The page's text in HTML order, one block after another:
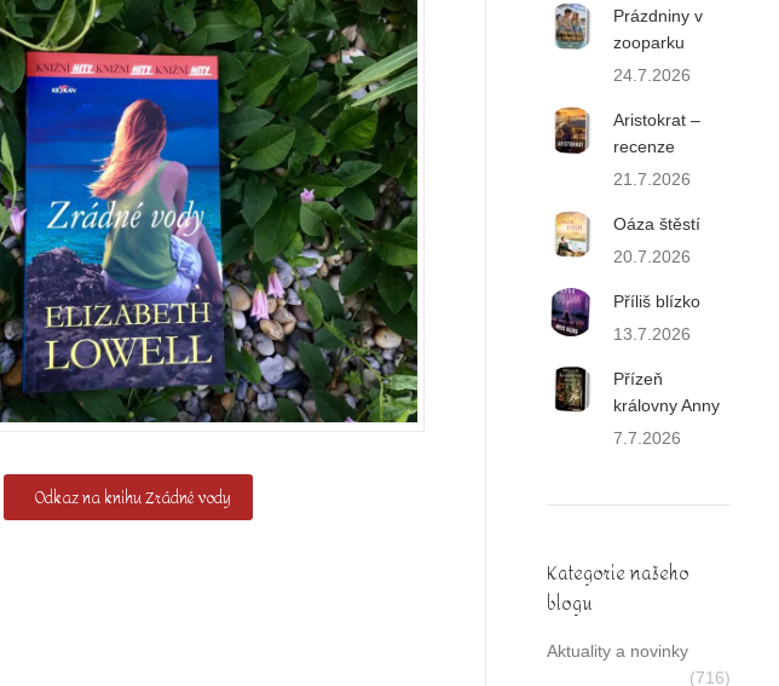
Odkaz na knihu Zrádné vody
Prázdniny v
zooparku
24.7.2026
Aristokrat –
recenze
21.7.2026
Oáza štěstí
20.7.2026
Příliš blízko
13.7.2026
Přízeň
královny Anny
7.7.2026
Kategorie našeho
blogu
Aktuality a novinky
(716)